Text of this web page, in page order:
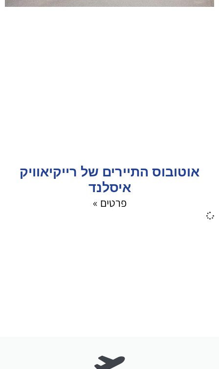
אוטובוס התיירים של רייקיאוויק
איסלנד
פרטים »